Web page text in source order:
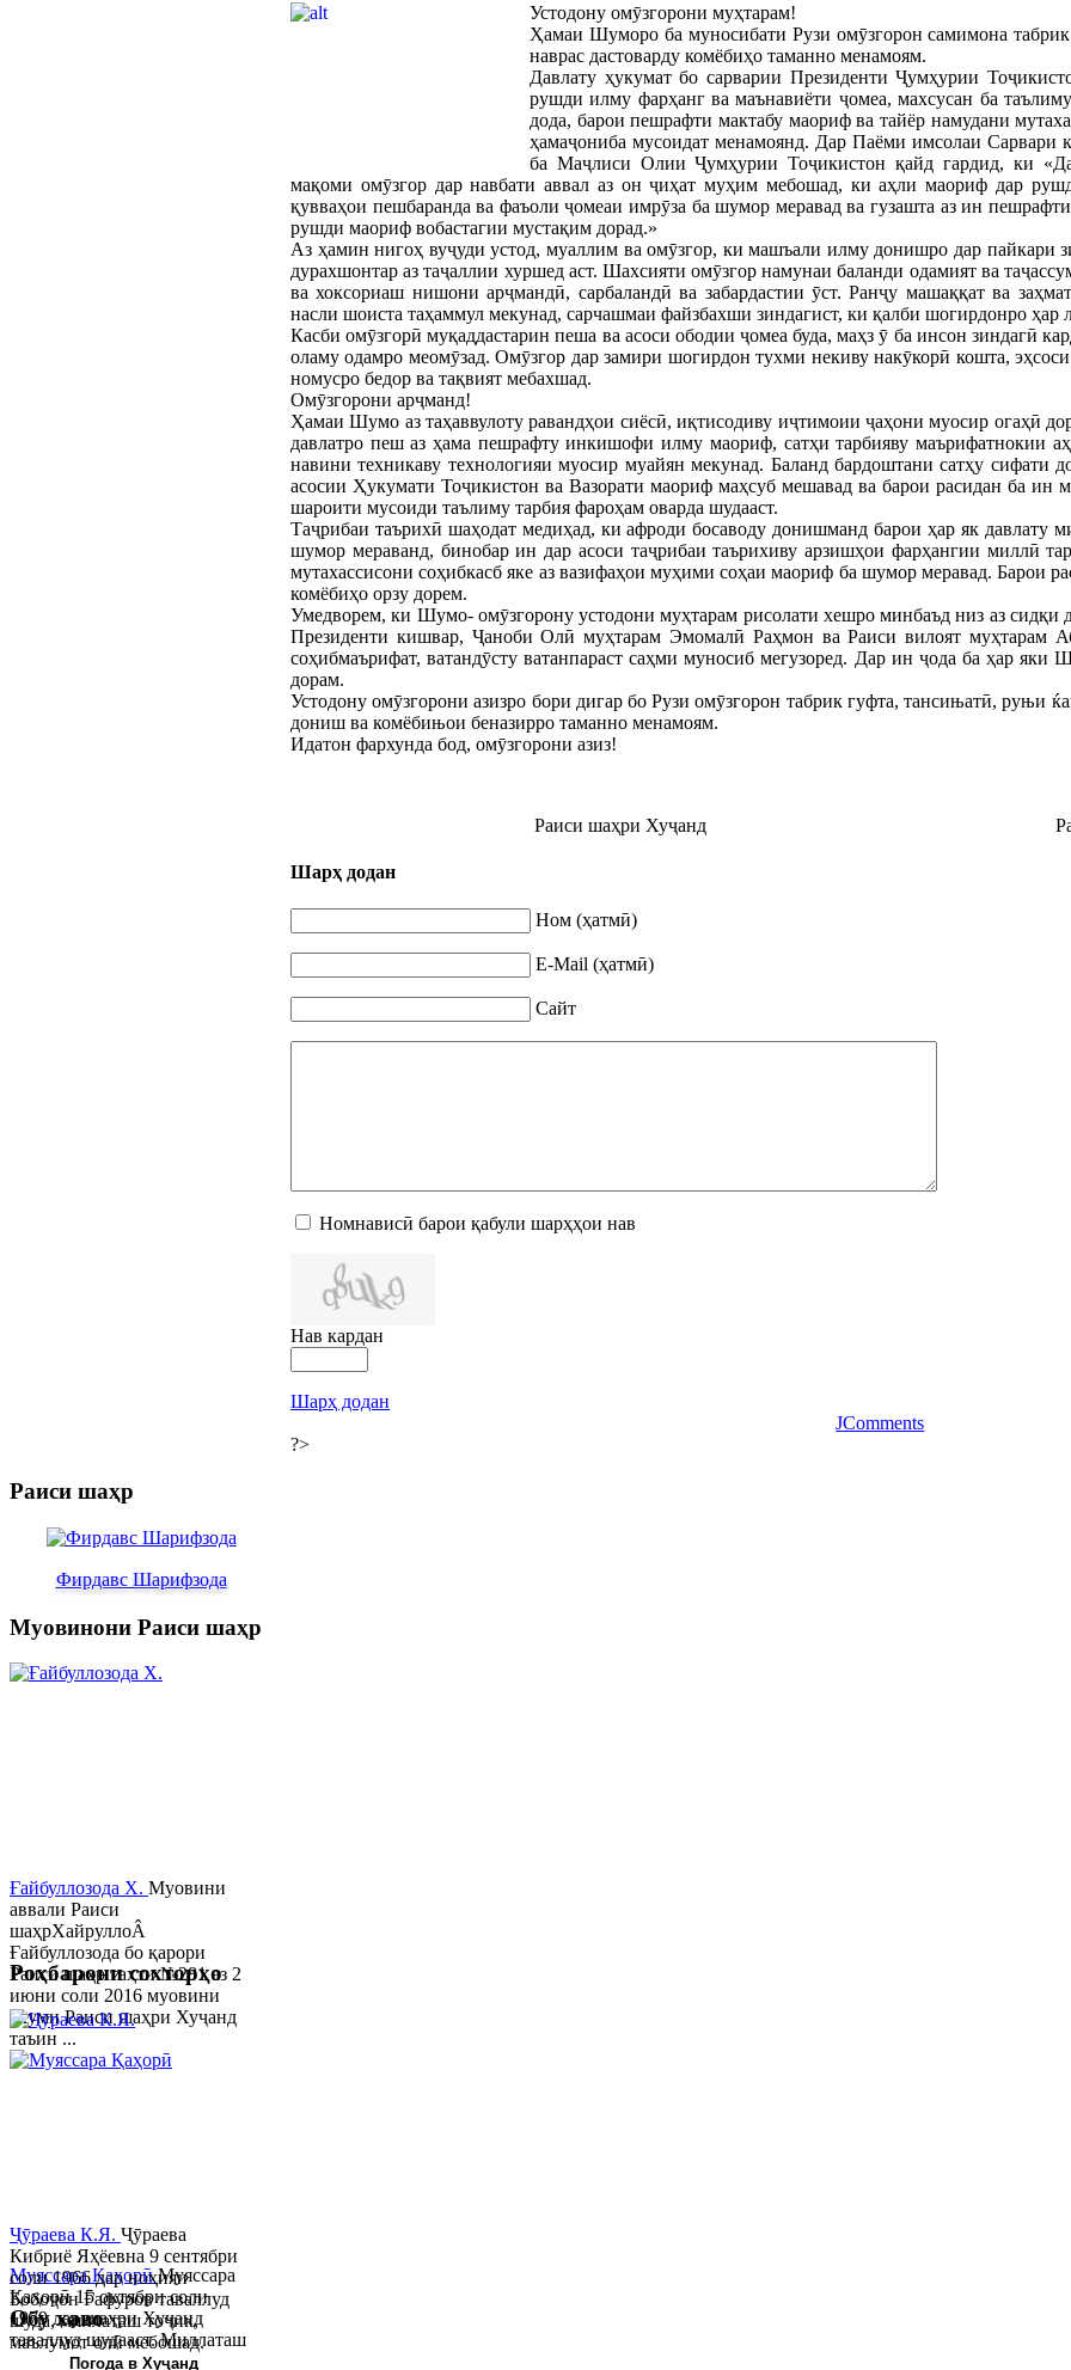
Устодону омӯзгорони муҳтарам!
Ҳамаи Шуморо ба муносибати Рузи омӯзгорон самимона
наврас дастоварду комёбиҳо таманно менамоям.
Давлату ҳукумат бо сарварии Президенти Ҷумҳурии
рушди илму фарҳанг ва маънавиёти ҷомеа, махсусан ба
дода, барои пешрафти мактабу маориф ва тайёр намудани
ҳамаҷониба мусоидат менамоянд. Дар Паёми имсолаи
ба Маҷлиси Олии Ҷумҳурии Тоҷикистон қайд гардид, ки
мақоми омӯзгор дар навбати аввал аз он ҷиҳат муҳим мебошад, ки аҳли маориф дар
қувваҳои пешбаранда ва фаъоли ҷомеаи имрӯза ба шумор меравад ва гузашта аз ин
рушди маориф вобастагии мустақим дорад.»
Аз ҳамин нигоҳ вуҷуди устод, муаллим ва омӯзгор, ки машъали илму донишро дар пайкари
дурахшонтар аз таҷаллии хуршед аст. Шахсияти омӯзгор намунаи баланди одамият ва
ва хоксориаш нишони арҷмандӣ, сарбаландӣ ва забардастии ӯст. Ранҷу машаққат ва
насли шоиста таҳаммул мекунад, сарчашмаи файзбахши зиндагист, ки қалби шогирдонро ҳар
Касби омӯзгорӣ муқаддастарин пеша ва асоси ободии ҷомеа буда, маҳз ӯ ба инсон зиндагӣ
оламу одамро меомӯзад. Омӯзгор дар замири шогирдон тухми некиву накӯкорӣ кошта,
номусро бедор ва тақвият мебахшад.
Омӯзгорони арҷманд!
Ҳамаи Шумо аз таҳаввулоту равандҳои сиёсӣ, иқтисодиву иҷтимоии ҷаҳони муосир огаҳӣ
давлатро пеш аз ҳама пешрафту инкишофи илму маориф, сатҳи тарбияву маърифатнокии
навини техникаву технологияи муосир муайян мекунад. Баланд бардоштани сатҳу сифати
асосии Ҳукумати Тоҷикистон ва Вазорати маориф маҳсуб мешавад ва барои расидан ба ин
шароити мусоиди таълиму тарбия фароҳам оварда шудааст.
Таҷрибаи таърихӣ шаҳодат медиҳад, ки афроди босаводу донишманд барои ҳар як давлату
шумор мераванд, бинобар ин дар асоси таҷрибаи таърихиву арзишҳои фарҳангии миллӣ
мутахассисони соҳибкасб яке аз вазифаҳои муҳими соҳаи маориф ба шумор меравад. Барои
комёбиҳо орзу дорем.
Умедворем, ки Шумо- омӯзгорону устодони муҳтарам рисолати хешро минбаъд низ аз сидқи
Президенти кишвар, Ҷаноби Олӣ муҳтарам Эмомалӣ Раҳмон ва Раиси вилоят муҳтарам
соҳибмаърифат, ватандӯсту ватанпараст саҳми муносиб мегузоред. Дар ин ҷода ба ҳар
дорам.
Устодону омӯзгорони азизро бори дигар бо Рузи омӯзгорон табрик гуфта, тансињатӣ,
дониш ва комёбињои беназирро таманно менамоям.
Идатон фархунда бод, омӯзгорони азиз!
Раиси шаҳри Хуҷанд Раҷаббой
Шарҳ додан
Ном (ҳатмӣ)
E-Mail (ҳатмӣ)
Сайт
Номнависӣ барои қабули шарҳҳои нав
Нав кардан
Шарҳ додан
JComments
?>
Раиси шаҳр
Фирдавс Шарифзода
Муовинони Раиси шаҳр
Ғайбуллозода Х. Муовини
аввали Раиси
шаҳрХайруллоÂ
Ғайбуллозода бо қарори
Раиси шаҳр таҳти №281 аз 2
июни соли 2016 муовини
якуми Раиси шаҳри Хуҷанд
таъин ...
Муяссара ҚаҳорӣМуяссара
Қаҳорӣ 15 октябри соли
1979 дар шаҳри Хуҷанд
таваллуд шудааст. Миллаташ
тоҷик. Маълумот олӣ. Соли
Роҳбарони сохторҳо
Ҷӯраева К.Я. Ҷӯраева
Кибриё Яҳёевна 9 сентябри
соли 1966 дар ноҳияи
Бобоҷон Ғафуров таваллуд
шуда, миллаташ тоҷик,
маълумот олӣ мебошад.
Соли 1997 Донишг...
Обу хаво
Погода в Хуҷанд